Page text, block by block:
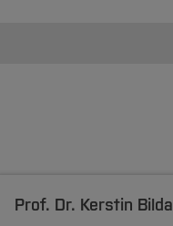
Prof. Dr. Kerstin Bilda